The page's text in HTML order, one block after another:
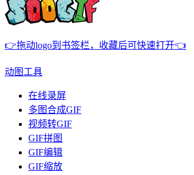
👉拖动logo到书签栏，收藏后可快速打开👈
动图工具
在线录屏
多图合成GIF
视频转GIF
GIF拼图
GIF编辑
GIF缩放